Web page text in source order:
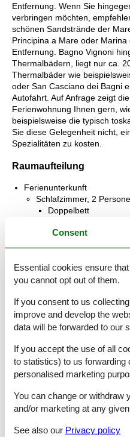
Entfernung. Wenn Sie
verbringen möchten,
schönen Sandstrände der
Principina a Mare oder
Entfernung. Bagno Vignoni
Thermalbädern, liegt nur ca.
Thermalbäder wie
oder San Casciano dei Bagni
Autofahrt. Auf Anfrage zeigt
Ferienwohnung Ihnen gern,
beispielsweise die typisch
Sie diese Gelegenheit nicht,
Spezialitäten zu kosten.
Raumaufteilung
Ferienunterkunft
Schlafzimmer, 2
Doppelbett
Schlafzimmer, 2 Personen
Doppelbett
Schlafzimmer, 2
Einzelbett
Badezimmer
WC mit warmem
WC mit warmem
Badezimmer
Terrasse, 40 m²
Consent
Essential cookies ensure
you cannot opt out of them.
If you consent to us
improve and develop the
data will be forwarded to our
If you accept the use of all
to statistics) to us forwarding
personalised marketing
You can change or withdraw
and/or marketing at any
See also our Privacy policy